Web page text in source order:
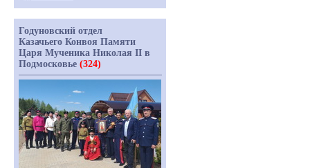
Годуновский отдел
Казачьего Конвоя Памяти
Царя Мученика Николая II в
Подмосковье (324)